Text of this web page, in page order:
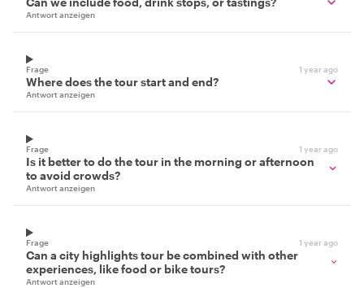
Antwort anzeigen
Frage 1 year ago
Where does the tour start and end?
Antwort anzeigen
Frage 1 year ago
Is it better to do the tour in the morning or afternoon
to avoid crowds?
Antwort anzeigen
Frage 1 year ago
Can a city highlights tour be combined with other
experiences, like food or bike tours?
Antwort anzeigen